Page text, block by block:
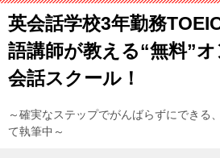
英会話学校3年勤務
語講師が教える“無料”
会話スクール！
～確実なステップでがんばらずにできる
て執筆中～